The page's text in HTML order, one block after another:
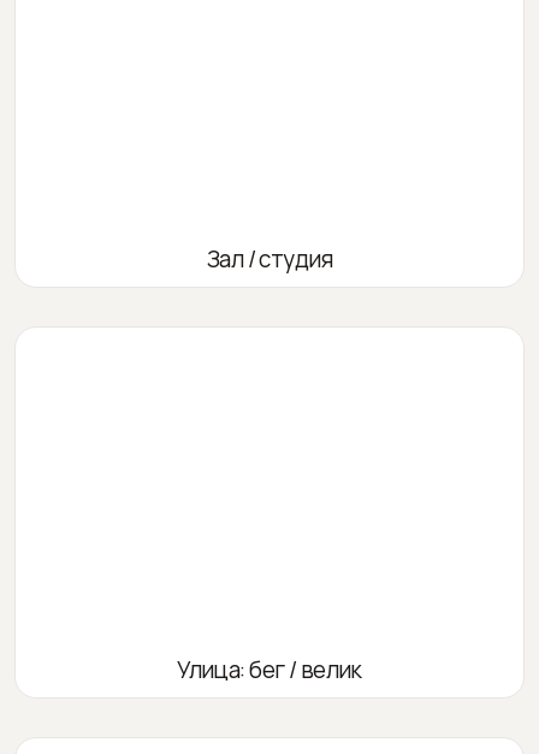
Зал / студия
Улица: бег / велик